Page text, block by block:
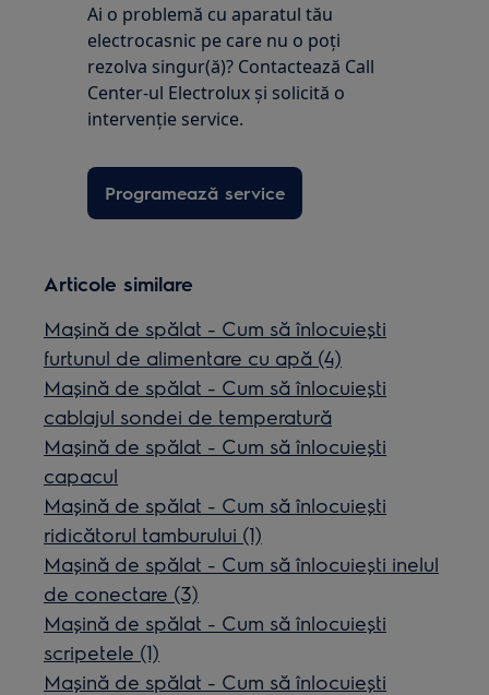
Ai o problemă cu aparatul tău
electrocasnic pe care nu o poţi
rezolva singur(ă)? Contactează Call
Center-ul Electrolux și solicită o
intervenţie service.
Programează service
Articole similare
Mașină de spălat - Cum să înlocuiești
furtunul de alimentare cu apă (4)
Mașină de spălat - Cum să înlocuiești
cablajul sondei de temperatură
Mașină de spălat - Cum să înlocuiești
capacul
Mașină de spălat - Cum să înlocuiești
ridicătorul tamburului (1)
Mașină de spălat - Cum să înlocuiești inelul
de conectare (3)
Mașină de spălat - Cum să înlocuiești
scripetele (1)
Mașină de spălat - Cum să înlocuiești